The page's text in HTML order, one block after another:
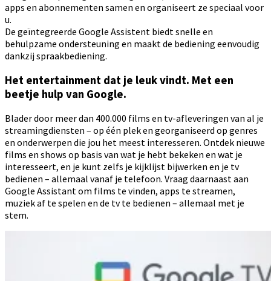
apps en abonnementen samen en organiseert ze speciaal voor
u.
De geïntegreerde Google Assistent biedt snelle en
behulpzame ondersteuning en maakt de bediening eenvoudig
dankzij spraakbediening.
Het entertainment dat je leuk vindt. Met een
beetje hulp van Google.
Blader door meer dan 400.000 films en tv-afleveringen van al je
streamingdiensten – op één plek en georganiseerd op genres
en onderwerpen die jou het meest interesseren. Ontdek nieuwe
films en shows op basis van wat je hebt bekeken en wat je
interesseert, en je kunt zelfs je kijklijst bijwerken en je tv
bedienen – allemaal vanaf je telefoon. Vraag daarnaast aan
Google Assistant om films te vinden, apps te streamen,
muziek af te spelen en de tv te bedienen – allemaal met je
stem.